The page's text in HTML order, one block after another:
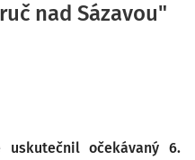
nad Sázavou"
uskutečnil očekávaný 6.